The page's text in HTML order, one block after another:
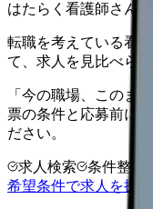
はたらく看護師さん 求
転職を考えている看
て、求人を見比べられ
「今の職場、このま
票の条件と応募前に
ださい。
求人検索 条件整理
希望条件で求人を探す